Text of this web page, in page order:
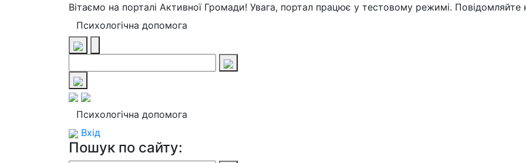
Вітаємо на порталі Активної Громади! Увага, портал працює у тестовому режимі.
Психологічна допомога
Психологічна допомога
Вхід
Пошук по сайту: